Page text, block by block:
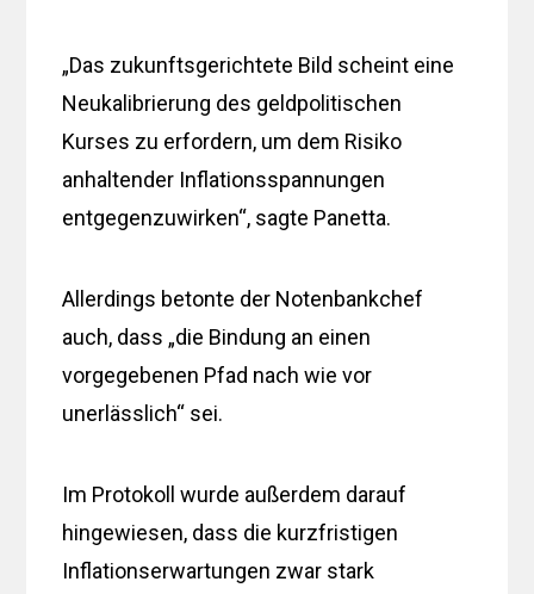
„Das zukunftsgerichtete Bild scheint eine
Neukalibrierung des geldpolitischen
Kurses zu erfordern, um dem Risiko
anhaltender Inflationsspannungen
entgegenzuwirken“, sagte Panetta.
Allerdings betonte der Notenbankchef
auch, dass „die Bindung an einen
vorgegebenen Pfad nach wie vor
unerlässlich“ sei.
Im Protokoll wurde außerdem darauf
hingewiesen, dass die kurzfristigen
Inflationserwartungen zwar stark